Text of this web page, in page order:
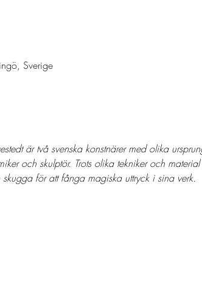
Sverige
är två svenska konstnärer med olika
och skulptör. Trots olika tekniker och
för att fånga magiska uttryck i sina verk.